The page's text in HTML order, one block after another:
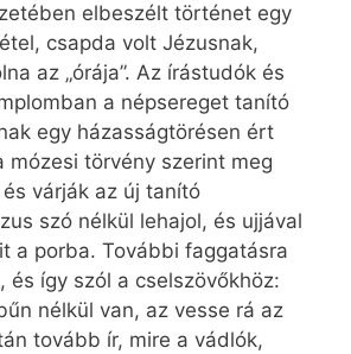
elbeszélt történet egy
csapda volt Jézusnak,
az „órája”. Az írástudók és
a népsereget tanító
egy házasságtörésen ért
mózesi törvény szerint meg
várják az új tanító
szó nélkül lehajol, és ujjával
a porba. További faggatásra
és így szól a cselszövőkhöz:
nélkül van, az vesse rá az
tovább ír, mire a vádlók,